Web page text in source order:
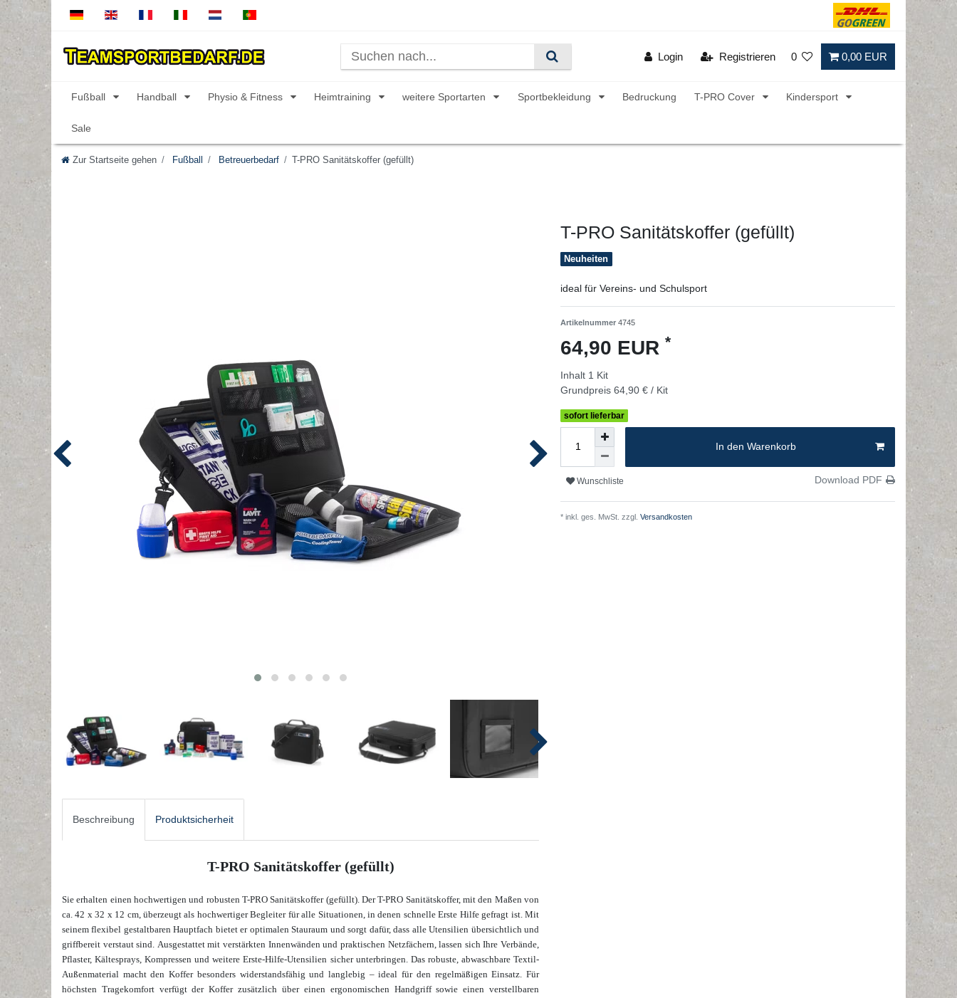
Login Registrieren 0 0,00 EUR
Fußball Handball Physio & Fitness Heimtraining weitere Sportarten Sportbekleidung Bedruckung T-PRO Cover Kindersport
Sale
Zur Startseite gehen Fußball Betreuerbedarf T-PRO Sanitätskoffer (gefüllt)
Beschreibung Produktsicherheit
T-PRO Sanitätskoffer (gefüllt)
Sie erhalten einen hochwertigen und robusten T-PRO Sanitätskoffer (gefüllt). Der T-PRO Sanitätskoffer, mit den Maßen von
ca. 42 x 32 x 12 cm, überzeugt als hochwertiger Begleiter für alle Situationen, in denen schnelle Erste Hilfe gefragt ist. Mit
seinem flexibel gestaltbaren Hauptfach bietet er optimalen Stauraum und sorgt dafür, dass alle Utensilien übersichtlich und
griffbereit verstaut sind. Ausgestattet mit verstärkten Innenwänden und praktischen Netzfächern, lassen sich Ihre Verbände,
Pflaster, Kältesprays, Kompressen und weitere Erste-Hilfe-Utensilien sicher unterbringen. Das robuste, abwaschbare Textil-
Außenmaterial macht den Koffer besonders widerstandsfähig und langlebig – ideal für den regelmäßigen Einsatz. Für
höchsten Tragekomfort verfügt der Koffer zusätzlich über einen ergonomischen Handgriff sowie einen verstellbaren
T-PRO Sanitätskoffer (gefüllt)
Neuheiten
ideal für Vereins- und Schulsport
Artikelnummer 4745
64,90 EUR *
Inhalt 1 Kit
Grundpreis 64,90 € / Kit
sofort lieferbar
In den Warenkorb
Wunschliste Download PDF
* inkl. ges. MwSt. zzgl. Versandkosten